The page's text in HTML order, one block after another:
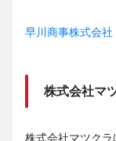
早川商事株式会社
株式会社マ
株式会社マツク